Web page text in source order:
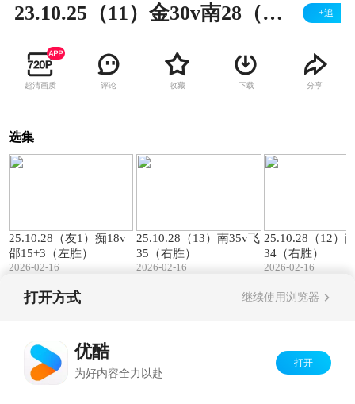
23.10.25（11）金30v南28（左胜） +追
超清画质 评论 收藏 下载 分享
选集
25.10.28（友1）痴18v
邵15+3（左胜）
2026-02-16
25.10.28（13）南35v飞
35（右胜）
2026-02-16
25.10.28（12）
34（右胜）
2026-02-16
打开方式 继续使用浏览器
优酷
为好内容全力以赴
打开